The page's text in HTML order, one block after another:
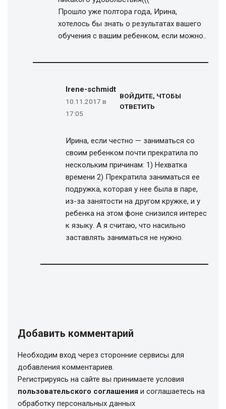
Прошло уже полтора года, Ирина,
хотелось бы знать о результатах вашего
обучения с вашим ребенком, если можно..
Irene-schmidt
10.11.2017 в
17:05
ВОЙДИТЕ, ЧТОБЫ
ОТВЕТИТЬ
Ирина, если честно — заниматься со
своим ребенком почти прекратила по
нескольким причинам: 1) Нехватка
времени 2) Прекратила заниматься ее
подружка, которая у нее была в паре,
из-за занятости на другом кружке, и у
ребенка на этом фоне снизился интерес
к языку. А я считаю, что насильно
заставлять заниматься не нужно.
Добавить комментарий
Необходим вход через сторонние сервисы для
добавления комментариев.
Регистрируясь на сайте вы принимаете условия
пользовательского соглашения и соглашаетесь на
обработку персональных данных